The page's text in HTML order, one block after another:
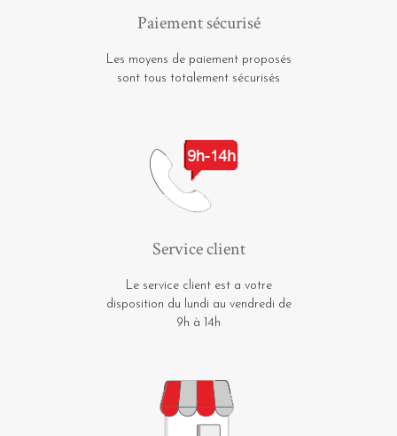
Paiement sécurisé
Les moyens de paiement proposés
sont tous totalement sécurisés
Service client
Le service client est a votre
disposition du lundi au vendredi de
9h à 14h